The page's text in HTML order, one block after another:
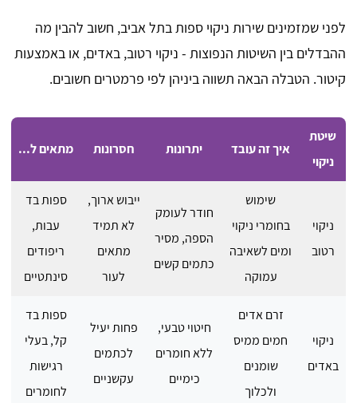
לפני שמזמינים שירות ניקוי ספות בתל אביב, חשוב להבין מה
ההבדלים בין השיטות הנפוצות - ניקוי רטוב, באדים, או באמצעות
קיטור. הטבלה הבאה תשווה ביניהן לפי פרמטרים חשובים.
שיטת
ניקוי
איך זה עובד יתרונות חסרונות מתאים ל...
ניקוי
רטוב
שימוש
בחומרי ניקוי
ומים לשאיבה
עמוקה
חודר לעומק
הספה, מסיר
כתמים קשים
ייבוש ארוך,
לא תמיד
מתאים
לעור
ספות בד
עבות,
ריפודים
סינתטיים
ניקוי
באדים
זרם אדים
חמים ממיס
שומנים
ולכלוך
חיטוי טבעי,
ללא חומרים
כימיים
פחות יעיל
לכתמים
עקשניים
ספות בד
קל, בעלי
רגישות
לחומרים